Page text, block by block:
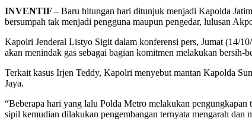
INVENTIF – Baru hitungan hari ditunjuk menjadi Kapolda
bersumpah tak menjadi pengguna maupun pengedar, lulusan
Kapolri Jenderal Listyo Sigit dalam konferensi pers, Jumat (14/
akan menindak gas sebagai bagian komitmen melakukan bersih-
Terkait kasus Irjen Teddy, Kapolri menyebut mantan Kapolda
Jaya.
“Beberapa hari yang lalu Polda Metro melakukan
sipil kemudian dilakukan pengembangan ternyata mengarah